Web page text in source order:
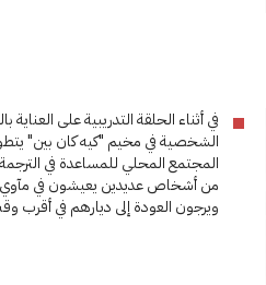
في أثناء الحلقة التدريبية على العناية
الشخصية في مخيم "كيه كان بين"
المجتمع المحلي للمساعدة في
من أشخاص عديدين يعيشون في
ويرجون العودة إلى ديارهم في أقرب